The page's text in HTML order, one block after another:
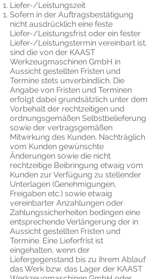
Liefer-/Leistungszeit
Sofern in der Auftragsbestätigung
nicht ausdrücklich eine feste
Liefer-/Leistungsfrist oder ein fester
Liefer-/Leistungstermin vereinbart ist,
sind die von der KAAST
Werkzeugmaschinen GmbH in
Aussicht gestellten Fristen und
Termine stets unverbindlich. Die
Angabe von Fristen und Terminen
erfolgt dabei grundsätzlich unter dem
Vorbehalt der rechtzeitigen und
ordnungsgemäßen Selbstbelieferung
sowie der vertragsgemäßen
Mitwirkung des Kunden. Nachträglich
vom Kunden gewünschte
Änderungen sowie die nicht
rechtzeitige Beibringung etwaig vom
Kunden zur Verfügung zu stellender
Unterlagen (Genehmigungen,
Freigaben etc.) sowie etwaig
vereinbarter Anzahlungen oder
Zahlungssicherheiten bedingen eine
entsprechende Verlängerung der in
Aussicht gestellten Fristen und
Termine. Eine Lieferfrist ist
eingehalten, wenn der
Liefergegenstand bis zu ihrem Ablauf
das Werk bzw. das Lager der KAAST